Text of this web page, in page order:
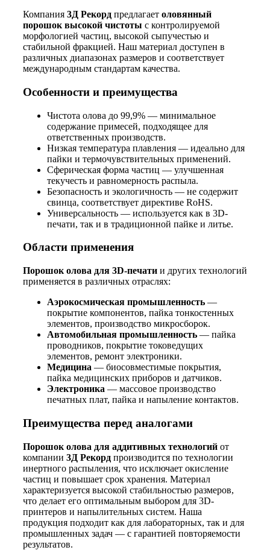
Компания 3Д Рекорд предлагает оловянный
порошок высокой чистоты с контролируемой
морфологией частиц, высокой сыпучестью и
стабильной фракцией. Наш материал доступен в
различных диапазонах размеров и соответствует
международным стандартам качества.
Особенности и преимущества
Чистота олова до 99,9% — минимальное
содержание примесей, подходящее для
ответственных производств.
Низкая температура плавления — идеально для
пайки и термочувствительных применений.
Сферическая форма частиц — улучшенная
текучесть и равномерность распыла.
Безопасность и экологичность — не содержит
свинца, соответствует директиве RoHS.
Универсальность — используется как в 3D-
печати, так и в традиционной пайке и литье.
Области применения
Порошок олова для 3D-печати и других технологий
применяется в различных отраслях:
Аэрокосмическая промышленность —
покрытие компонентов, пайка тонкостенных
элементов, производство микросборок.
Автомобильная промышленность — пайка
проводников, покрытие токоведущих
элементов, ремонт электроники.
Медицина — биосовместимые покрытия,
пайка медицинских приборов и датчиков.
Электроника — массовое производство
печатных плат, пайка и напыление контактов.
Преимущества перед аналогами
Порошок олова для аддитивных технологий от
компании 3Д Рекорд производится по технологии
инертного распыления, что исключает окисление
частиц и повышает срок хранения. Материал
характеризуется высокой стабильностью размеров,
что делает его оптимальным выбором для 3D-
принтеров и напылительных систем. Наша
продукция подходит как для лабораторных, так и для
промышленных задач — с гарантией повторяемости
результатов.